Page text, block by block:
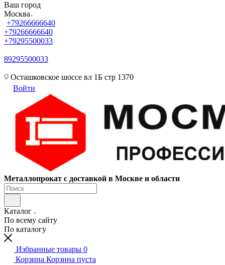
Ваш город
Москва
+79266666640
+79266666640
+79295500033
89295500033
Осташковское шоссе вл 1Б стр 1370
Войти
Металлопрокат с доставкой в Москве и области
Каталог
По всему сайту
По каталогу
Избранные товары 0
Корзина Корзина пуста